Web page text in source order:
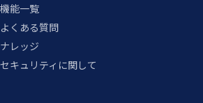
機能一覧
よくある質問
ナレッジ
セキュリティに関して